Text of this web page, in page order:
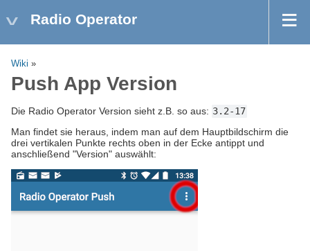
Radio Operator
Wiki »
Push App Version
Die Radio Operator Version sieht z.B. so aus: 3.2-17
Man findet sie heraus, indem man auf dem Hauptbildschirm die
drei vertikalen Punkte rechts oben in der Ecke antippt und
anschließend "Version" auswählt: